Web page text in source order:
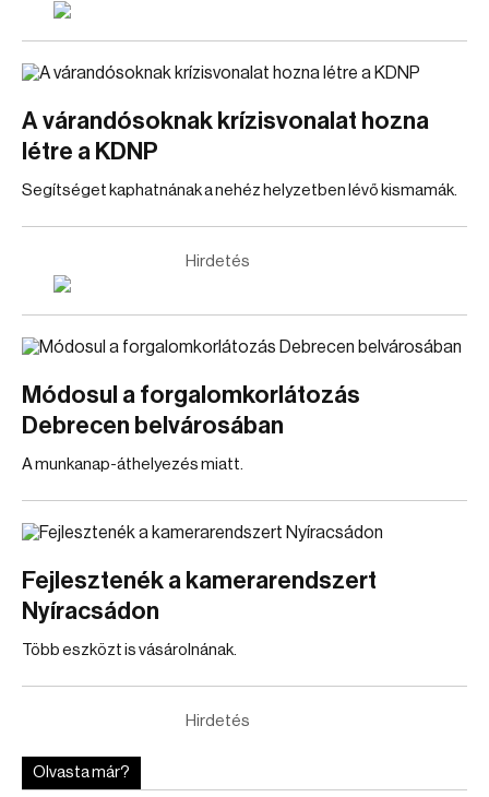
A várandósoknak krízisvonalat hozna
létre a KDNP
Segítséget kaphatnának a nehéz helyzetben lévő kismamák.
Hirdetés
Módosul a forgalomkorlátozás
Debrecen belvárosában
A munkanap-áthelyezés miatt.
Fejlesztenék a kamerarendszert
Nyíracsádon
Több eszközt is vásárolnának.
Hirdetés
Olvasta már?